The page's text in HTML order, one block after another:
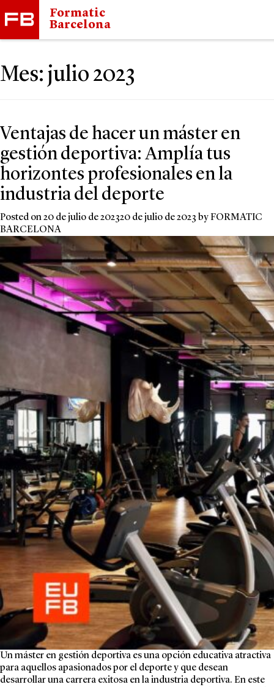
Formatic
Barcelona
Mes: julio 2023
Ventajas de hacer un máster en
gestión deportiva: Amplía tus
horizontes profesionales en la
industria del deporte
Posted on20 de julio de 202320 de julio de 2023 byFORMATIC
BARCELONA
Un máster en gestión deportiva es una opción educativa atractiva
para aquellos apasionados por el deporte y que desean
desarrollar una carrera exitosa en la industria deportiva. En este